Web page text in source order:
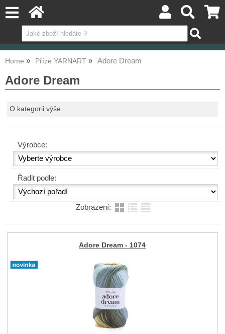
Home Příze YARNART Adore Dream
Adore Dream
O kategorii výše
Výrobce:
Řadit podle:
Zobrazení:
Adore Dream - 1074